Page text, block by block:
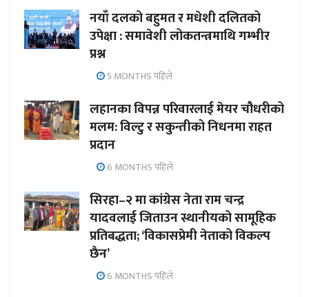
नयाँ दलको बहुमत र मधेशी दलितको
उपेक्षा : समावेशी लोकतन्त्रमाथि गम्भीर
प्रश्न
5 MONTHS पहिले
लहानका विपन्न परिवारलाई मेयर चौधरीको
मलम: विल्टु र सकुन्तीको निधनमा राहत
प्रदान
6 MONTHS पहिले
सिरहा–२ मा कांग्रेस नेता राम चन्द्र
यादवलाई जिताउन स्थानीयको सामूहिक
प्रतिबद्धता; ‘विकासप्रेमी नेताको विकल्प
छैन’
6 MONTHS पहिले